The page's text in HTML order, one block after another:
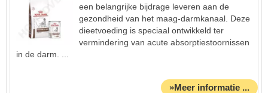
een belangrijke bijdrage leveren aan de
gezondheid van het maag-darmkanaal. Deze
dieetvoeding is speciaal ontwikkeld ter
vermindering van acute absorptiestoornissen
in de darm. ...
»Meer informatie ...